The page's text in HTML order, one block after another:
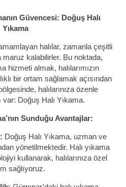
Güvencesi: Doğuş Halı
Yıkama
halılar, zamanla çeşitli
kalabilirler. Bu noktada,
hizmeti almak, halılarımızın
bir ortam sağlamak açısından
halılarınıza özenle
Doğuş Halı Yıkama.
Sunduğu Avantajlar:
Doğuş Halı Yıkama, uzman ve
yönetilmektedir. Halı yıkama
kullanarak, halılarınıza özel
sağlıyoruz.